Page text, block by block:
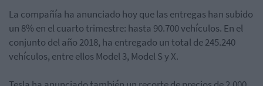
La compañía ha anunciado hoy que las entregas han subido
un 8% en el cuarto trimestre: hasta 90.700 vehículos. En el
conjunto del año 2018, ha entregado un total de 245.240
vehículos, entre ellos Model 3, Model S y X.